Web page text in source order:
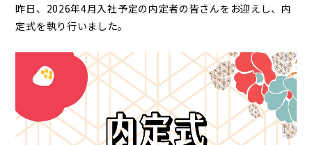
昨日、2026年4月入社予定の内定者の皆さんをお迎えし、内
定式を執り行いました。